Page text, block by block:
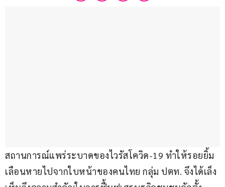
สถานการณ์แพร่ระบาดของไวรัสโควิด-19 ทำให้รอยยิ้ม
เลือนหายไปจากใบหน้าของคนไทย กลุ่ม ปตท. จึงได้เล็ง